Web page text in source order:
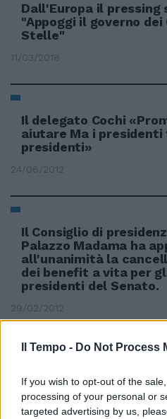
Il Tempo - Do Not Process
If you wish to opt-out of the
processing of your personal or
targeted advertising by us,
Dall'Europa il pressing
"Appoggi il governo dei
Stelle"
11/03/2018
Il delegato Cochi
aiutare Ma i presidenti
presidenti»
24/06/2012
Il Consiglio di
Palazzo Madama ha
all'unanimità la
dei benefit a vita per
presidenti del Senato.
29/02/2012
Savoia alla terza
30/11/2011